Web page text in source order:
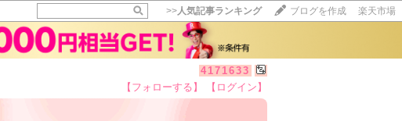
>>人気記事ランキング ブログを作成 楽天市場
4171633
【フォローする】 【ログイン】